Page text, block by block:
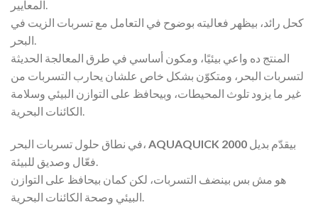
المعايير.
كحل رائد، بيظهر فعاليته بوضوح في التعامل مع تسربات الزيت في
البحر.
المنتج ده واعي بيئيًا، ومكون أساسي في طرق المعالجة الحديثة
لتسربات البحر، ومتكوّن بشكل خاص علشان يحارب التسربات من
غير ما يزود تلوث المحيطات، وبيحافظ على التوازن البيئي وسلامة
الكائنات البحرية.
في نطاق حلول تسربات البحر، AQUAQUICK 2000
فعّال وصديق للبيئة.
هو مش بس بينضف التسربات، لكن كمان بيحافظ على التوازن
البيئي وصحة الكائنات البحرية.